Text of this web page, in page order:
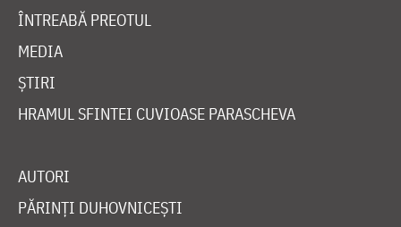
ÎNTREABĂ PREOTUL
MEDIA
ȘTIRI
HRAMUL SFINTEI CUVIOASE PARASCHEVA
AUTORI
PĂRINȚI DUHOVNICEȘTI